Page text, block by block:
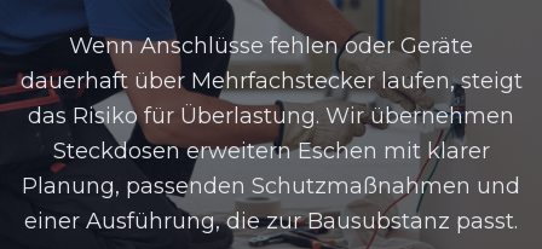
Wenn Anschlüsse fehlen oder Geräte
dauerhaft über Mehrfachstecker laufen, steigt
das Risiko für Überlastung. Wir übernehmen
Steckdosen erweitern Eschen mit klarer
Planung, passenden Schutzmaßnahmen und
einer Ausführung, die zur Bausubstanz passt.